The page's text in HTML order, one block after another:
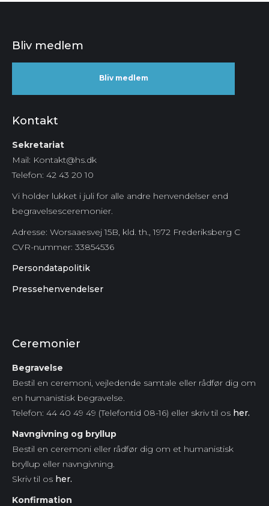
Bliv medlem
Bliv medlem
Kontakt
Sekretariat
Mail: Kontakt@hs.dk
Telefon: 42 43 20 10
Vi holder lukket i juli for alle andre henvendelser end
begravelsesceremonier.
Adresse: Worsaaesvej 15B, kld. th., 1972 Frederiksberg C
CVR-nummer: 33854536
Persondatapolitik
Pressehenvendelser
Ceremonier
Begravelse
Bestil en ceremoni, vejledende samtale eller rådfør dig om
en humanistisk begravelse.
Telefon: 44 40 49 49 (Telefontid 08-16) eller skriv til os her.
Navngivning og bryllup
Bestil en ceremoni eller rådfør dig om et humanistisk
bryllup eller navngivning.
Skriv til os her.
Konfirmation